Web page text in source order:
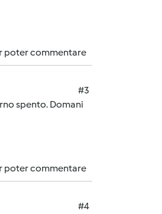
poter commentare
#3
spento. Domani
poter commentare
#4